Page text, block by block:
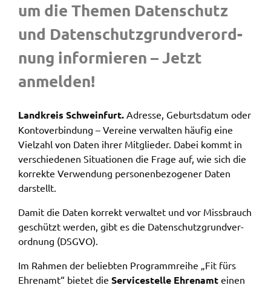
um die Themen Daten­schutz
und Daten­schutz­grund­ver­ord­
nung infor­mie­ren – Jetzt
anmel­den!
Land­kreis Schwein­furt. Adres­se, Geburts­da­tum oder
Konto­ver­bin­dung – Verei­ne verwal­ten häufig eine
Viel­zahl von Daten ihrer Mitglie­der. Dabei kommt in
verschie­de­nen Situa­tio­nen die Frage auf, wie sich die
korrek­te Verwen­dung perso­nen­be­zo­ge­ner Daten
darstellt.
Damit die Daten korrekt verwal­tet und vor Miss­brauch
geschützt werden, gibt es die Daten­schutz­grund­ver­
ord­nung (DSGVO).
Im Rahmen der belieb­ten Programm­rei­he „Fit fürs
Ehren­amt“ bietet die Service­stel­le Ehren­amt einen
Zweck:
Speicherung Einwilligung Datenschutzhinweise
Cookie Laufzeit:
1 Jahr
Frontend Benutzer
Name:
fe_typo_user
Anbieter:
Landratsamt Schweinfurt
Zweck:
Cookie Laufzeit:
Session
Barrierefreiheit